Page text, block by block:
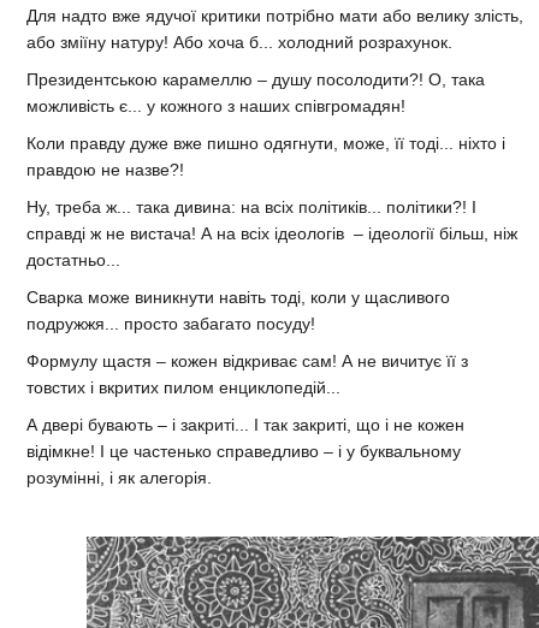
Для надто вже ядучої критики потрібно мати або велику злість,
або зміїну натуру! Або хоча б... холодний розрахунок.
Президентською карамеллю – душу посолодити?! О, така
можливість є... у кожного з наших співгромадян!
Коли правду дуже вже пишно одягнути, може, її тоді... ніхто і
правдою не назве?!
Ну, треба ж... така дивина: на всіх політиків... політики?! І
справді ж не вистача! А на всіх ідеологів – ідеології більш, ніж
достатньо...
Сварка може виникнути навіть тоді, коли у щасливого
подружжя... просто забагато посуду!
Формулу щастя – кожен відкриває сам! А не вичитує її з
товстих і вкритих пилом енциклопедій...
А двері бувають – і закриті... І так закриті, що і не кожен
відімкне! І це частенько справедливо – і у буквальному
розумінні, і як алегорія.